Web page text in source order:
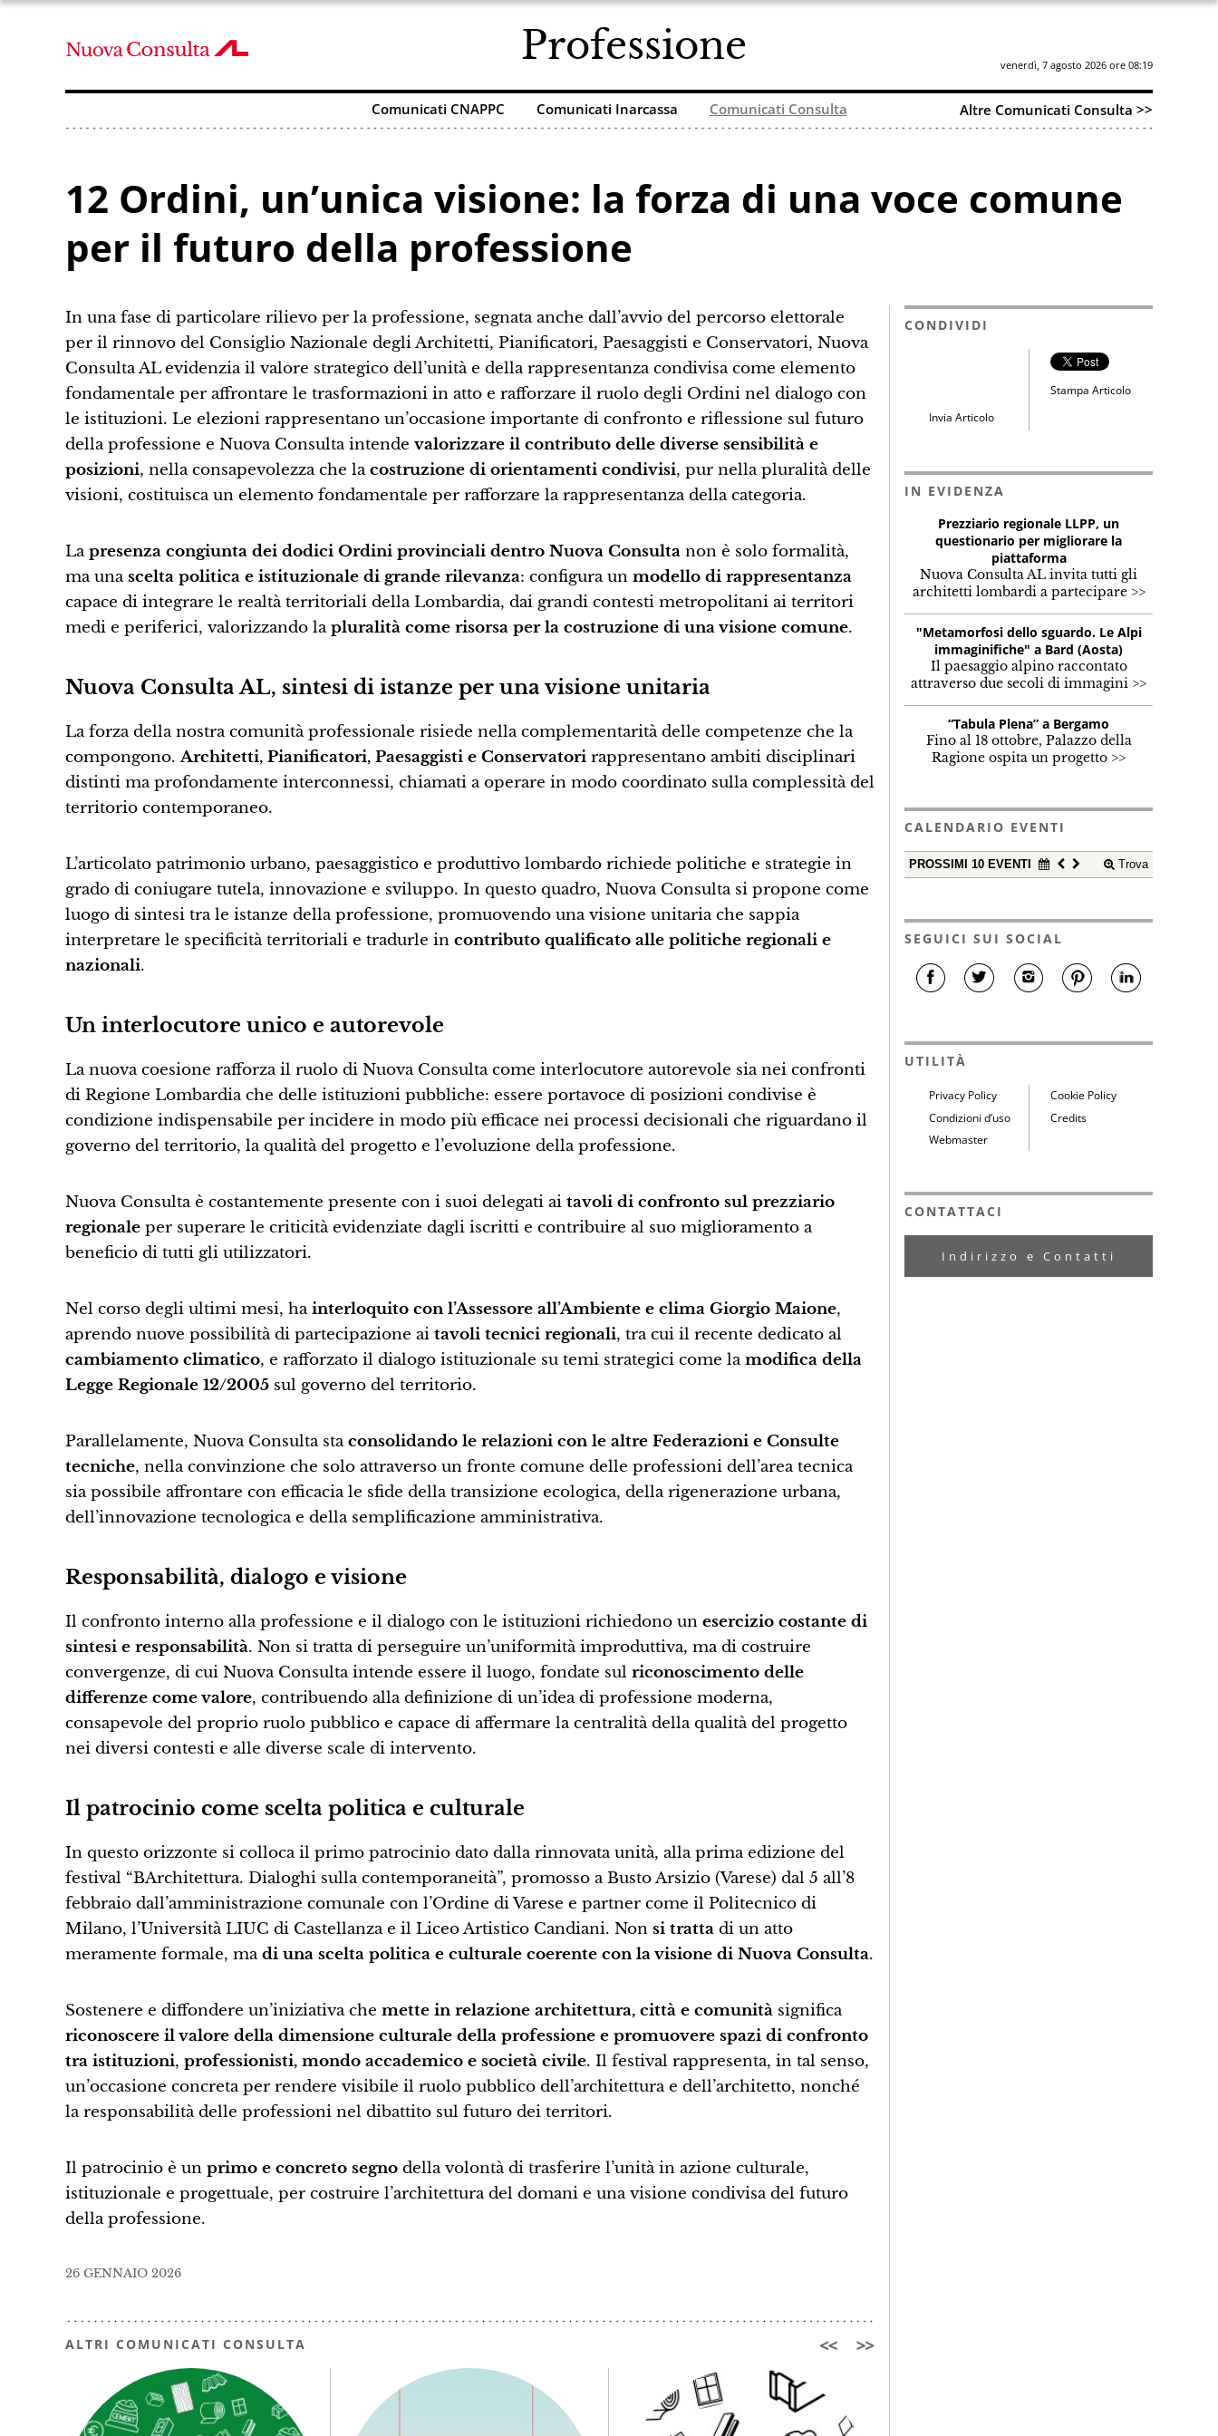
Professione venerdì, 7 agosto 2026 ore 08:19
Comunicati CNAPPC Comunicati Inarcassa Comunicati Consulta Altre Comunicati Consulta >>
12 Ordini, un’unica visione: la forza di una voce comune
per il futuro della professione
In una fase di particolare rilievo per la professione, segnata anche dall’avvio del percorso elettorale
per il rinnovo del Consiglio Nazionale degli Architetti, Pianificatori, Paesaggisti e Conservatori, Nuova
Consulta AL evidenzia il valore strategico dell’unità e della rappresentanza condivisa come elemento
fondamentale per affrontare le trasformazioni in atto e rafforzare il ruolo degli Ordini nel dialogo con
le istituzioni. Le elezioni rappresentano un’occasione importante di confronto e riflessione sul futuro
della professione e Nuova Consulta intende valorizzare il contributo delle diverse sensibilità e
posizioni, nella consapevolezza che lacostruzione di orientamenti condivisi, pur nella pluralità delle
visioni, costituisca un elemento fondamentale per rafforzare la rappresentanza della categoria.
Lapresenza congiunta dei dodici Ordini provinciali dentro Nuova Consulta non è solo formalità,
ma una scelta politica e istituzionale di grande rilevanza: configura un modello di rappresentanza
capace di integrare le realtà territoriali della Lombardia, dai grandi contesti metropolitani ai territori
medi e periferici, valorizzando lapluralità come risorsa per la costruzione di una visione comune.
Nuova Consulta AL, sintesi di istanze per una visione unitaria
La forza della nostra comunità professionale risiede nella complementarità delle competenze che la
compongono.Architetti, Pianificatori, Paesaggisti e Conservatori rappresentano ambiti disciplinari
distinti ma profondamente interconnessi, chiamati a operare in modo coordinato sulla complessità del
territorio contemporaneo.
L’articolato patrimonio urbano, paesaggistico e produttivo lombardo richiede politiche e strategie in
grado di coniugare tutela, innovazione e sviluppo. In questo quadro, Nuova Consulta si propone come
luogo di sintesi tra le istanze della professione, promuovendo una visione unitaria che sappia
interpretare le specificità territoriali e tradurle in contributo qualificato alle politiche regionali e
nazionali.
Un interlocutore unico e autorevole
La nuova coesione rafforza il ruolo di Nuova Consulta come interlocutore autorevole sia nei confronti
di Regione Lombardia che delle istituzioni pubbliche: essere portavoce di posizioni condivise è
condizione indispensabile per incidere in modo più efficace nei processi decisionali che riguardano il
governo del territorio, la qualità del progetto e l’evoluzione della professione.
Nuova Consulta è costantemente presente con i suoi delegati ai tavoli di confronto sul prezziario
regionale per superare le criticità evidenziate dagli iscritti e contribuire al suo miglioramento a
beneficio di tutti gli utilizzatori.
Nel corso degli ultimi mesi, hainterloquito con l’Assessore all’Ambiente e clima Giorgio Maione,
aprendo nuove possibilità di partecipazione ai tavoli tecnici regionali, tra cui il recente dedicato al
cambiamento climatico, e rafforzato il dialogo istituzionale su temi strategici come lamodifica della
Legge Regionale 12/2005 sul governo del territorio.
Parallelamente, Nuova Consulta staconsolidando le relazioni con le altre Federazioni e Consulte
tecniche, nella convinzione che solo attraverso un fronte comune delle professioni dell’area tecnica
sia possibile affrontare con efficacia le sfide della transizione ecologica, della rigenerazione urbana,
dell’innovazione tecnologica e della semplificazione amministrativa.
Responsabilità, dialogo e visione
Il confronto interno alla professione e il dialogo con le istituzioni richiedono un esercizio costante di
sintesi e responsabilità. Non si tratta di perseguire un’uniformità improduttiva, ma di costruire
convergenze, di cui Nuova Consulta intende essere il luogo, fondate sul riconoscimento delle
differenze come valore, contribuendo alla definizione di un’idea di professione moderna,
consapevole del proprio ruolo pubblico e capace di affermare la centralità della qualità del progetto
nei diversi contesti e alle diverse scale di intervento.
Il patrocinio come scelta politica e culturale
In questo orizzonte si colloca il primo patrocinio dato dalla rinnovata unità, alla prima edizione del
festival “BArchitettura. Dialoghi sulla contemporaneità”, promosso a Busto Arsizio (Varese) dal 5 all’8
febbraio dall’amministrazione comunale con l’Ordine di Varese e partner come il Politecnico di
Milano, l’Università LIUC di Castellanza e il Liceo Artistico Candiani. Non si tratta di un atto
meramente formale, madi una scelta politica e culturale coerente con la visione di Nuova Consulta.
Sostenere e diffondere un’iniziativa che mette in relazione architettura, città e comunità significa
riconoscere il valore della dimensione culturale della professione e promuovere spazi di confronto
tra istituzioni, professionisti, mondo accademico e società civile. Il festival rappresenta, in tal senso,
un’occasione concreta per rendere visibile il ruolo pubblico dell’architettura e dell’architetto, nonché
la responsabilità delle professioni nel dibattito sul futuro dei territori.
Il patrocinio è un primo e concreto segno della volontà di trasferire l’unità in azione culturale,
istituzionale e progettuale, per costruire l’architettura del domani e una visione condivisa del futuro
della professione.
26 GENNAIO 2026
ALTRI COMUNICATI CONSULTA
CONDIVIDI
Stampa Articolo
Invia Articolo
IN EVIDENZA
Prezziario regionale LLPP, un
questionario per migliorare la
piattaforma
Nuova Consulta AL invita tutti gli
architetti lombardi a partecipare >>
"Metamorfosi dello sguardo. Le Alpi
immaginifiche" a Bard (Aosta)
Il paesaggio alpino raccontato
attraverso due secoli di immagini >>
“Tabula Plena” a Bergamo
Fino al 18 ottobre, Palazzo della
Ragione ospita un progetto >>
CALENDARIO EVENTI
PROSSIMI 10 EVENTI Trova
SEGUICI SUI SOCIAL
UTILITÀ
Privacy Policy
Cookie Policy
Condizioni d’uso
Credits
Webmaster
CONTATTACI
Indirizzo e Contatti